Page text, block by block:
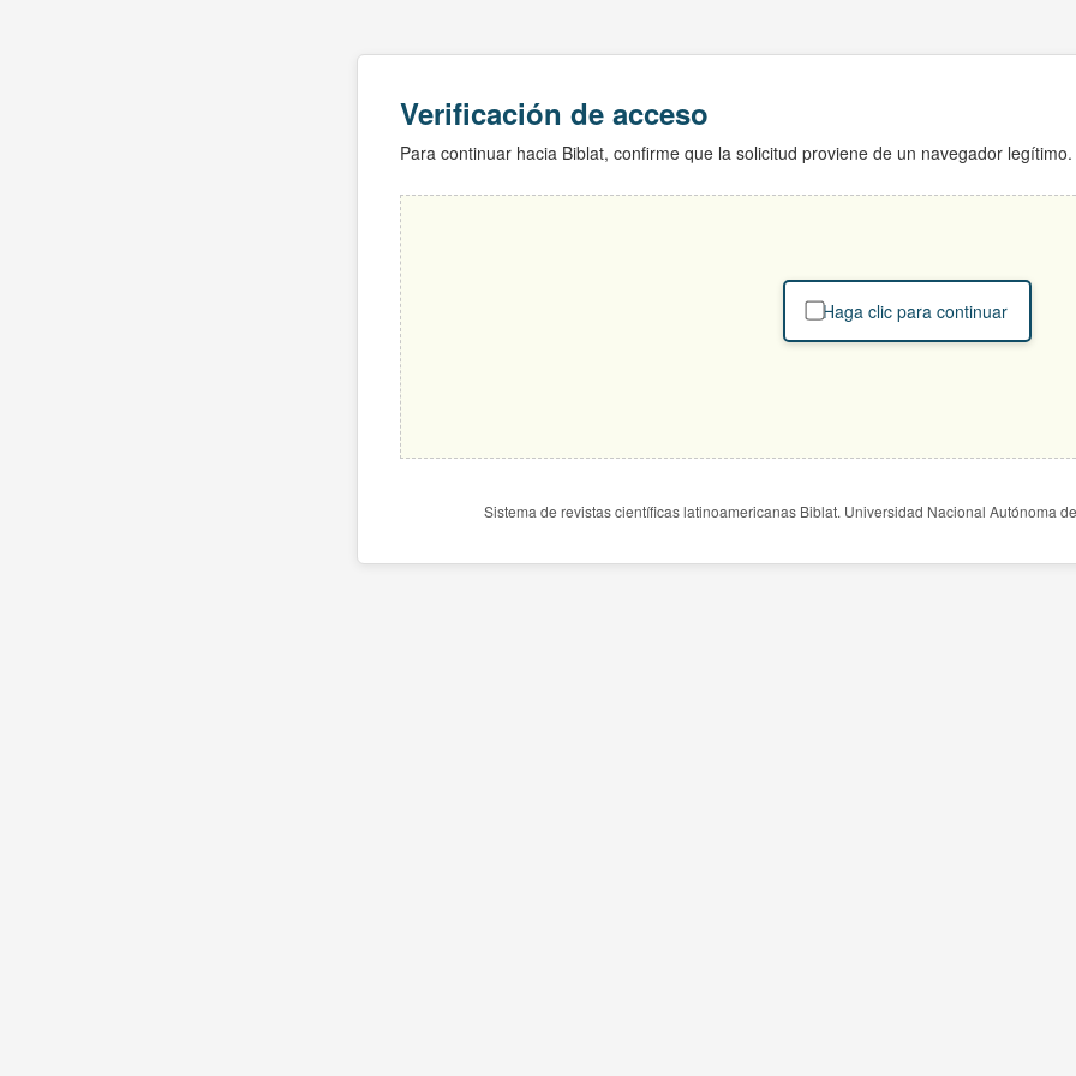
Verificación de acceso
Para continuar hacia Biblat, confirme que la solicitud proviene de un navegador legítimo.
Haga clic para continuar
Sistema de revistas científicas latinoamericanas Biblat. Universidad Nacional Autónoma